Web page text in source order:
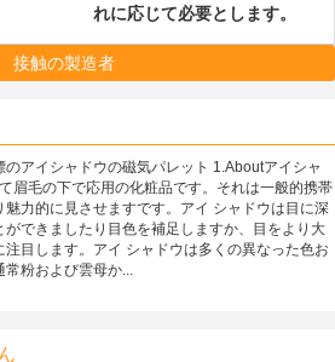
れに応じて必要とします。
接触の製造者
アイシャドウの磁気パレット 1.Aboutアイシャ
眉毛の下で応用の化粧品です。それは一般的携帯
力的に見させますです。アイ シャドウは目に深
できましたり目色を補足しますか、目をより大
目します。アイ シャドウは多くの異なった色お
常粉および雲母か...